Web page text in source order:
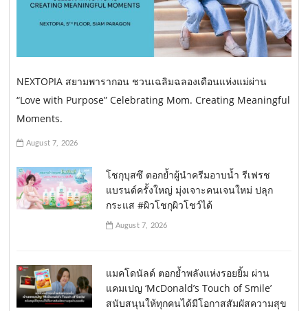
NEXTOPIA สยามพารากอน ชวนเฉลิมฉลองเดือนแห่งแม่ผ่าน
“Love with Purpose” Celebrating Mom. Creating Meaningful
Moments.
August 7, 2026
โชกุบุสซึ ตอกย้ำผู้นำครีมอาบน้ำ รีเฟรช
แบรนด์ครั้งใหญ่ มุ่งเจาะคนเจนใหม่ ปลุก
กระแส #ผิวโชกุผิวโชว์ได้
August 7, 2026
แมคโดนัลด์ ตอกย้ำพลังแห่งรอยยิ้ม ผ่าน
แคมเปญ ‘McDonald’s Touch of Smile’
สนับสนุนให้ทุกคนได้มีโอกาสสัมผัสความสุข